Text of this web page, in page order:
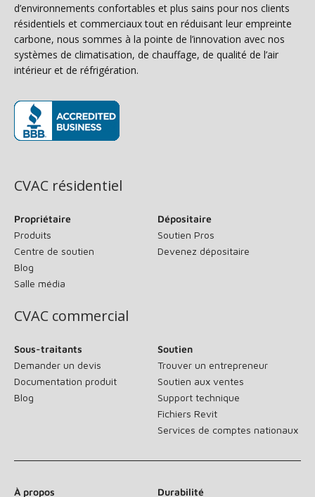
d’environnements confortables et plus sains pour nos clients
résidentiels et commerciaux tout en réduisant leur empreinte
carbone, nous sommes à la pointe de l’innovation avec nos
systèmes de climatisation, de chauffage, de qualité de l’air
intérieur et de réfrigération.
CVAC résidentiel
Propriétaire
Produits
Centre de soutien
Blog
Salle média
Dépositaire
Soutien Pros
Devenez dépositaire
CVAC commercial
Sous-traitants
Demander un devis
Documentation produit
Blog
Soutien
Trouver un entrepreneur
Soutien aux ventes
Support technique
Fichiers Revit
Services de comptes nationaux
À propos Durabilité